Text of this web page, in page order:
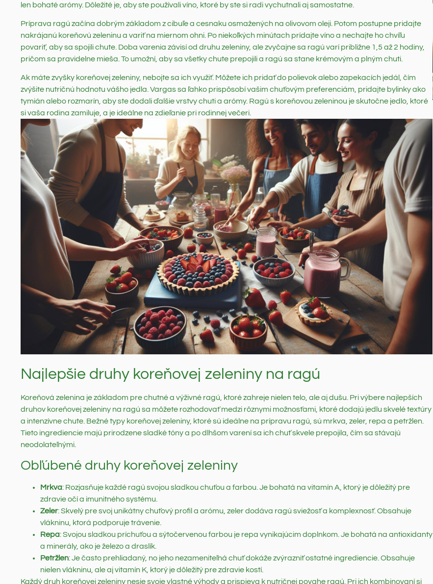
len bohaté arómy. Dôležité je, aby ste používali víno, ktoré by ste si radi vychutnali aj samostatne.
Príprava ragú začína dobrým základom z cibuľe a cesnaku osmažených na olivovom oleji. Potom postupne pridajte
nakrájanú koreňovú zeleninu a variť na miernom ohni. Po niekoľkých minútach prídajte víno a nechajte ho chvíľu
povariť, aby sa spojili chute. Doba varenia závisí od druhu zeleniny, ale zvyčajne sa ragú varí približne 1,5 až 2 hodiny,
pričom sa pravidelne mieša. To umožní, aby sa všetky chute prepojili a ragú sa stane krémovým a plným chuti.
Ak máte zvyšky koreňovej zeleniny, nebojte sa ich využiť. Môžete ich pridať do polievok alebo zapekacích jedál, čím
zvýšite nutričnú hodnotu vášho jedla. Vargas sa ľahko prispôsobí vašim chuťovým preferenciám, pridajte bylinky ako
tymián alebo rozmarín, aby ste dodali ďalšie vrstvy chuti a arómy. Ragú s koreňovou zeleninou je skutočne jedlo, ktoré
si vaša rodina zamiluje, a je ideálne na zdieľanie pri rodinnej večeri.
Najlepšie druhy koreňovej zeleniny na ragú
Koreňová zelenina je základom pre chutné a výživné ragú, ktoré zahreje nielen telo, ale aj dušu. Pri výbere najlepších
druhov koreňovej zeleniny na ragú sa môžete rozhodovať medzi rôznymi možnosťami, ktoré dodajú jedlu skvelé textúry
a intenzívne chute. Bežné typy koreňovej zeleniny, ktoré sú ideálne na prípravu ragú, sú mrkva, zeler, repa a petržlen.
Tieto ingrediencie majú prirodzene sladké tóny a po dlhšom varení sa ich chuť skvele prepojila, čím sa stávajú
neodolateľnými.
Obľúbené druhy koreňovej zeleniny
Mrkva: Rozjasňuje každé ragú svojou sladkou chuťou a farbou. Je bohatá na vitamín A, ktorý je dôležitý pre
zdravie očí a imunitného systému.
Zeler: Skvelý pre svoj unikátny chuťový profil a arómu, zeler dodáva ragú sviežosť a komplexnosť. Obsahuje
vlákninu, ktorá podporuje trávenie.
Repa: Svojou sladkou príchuťou a sýtočervenou farbou je repa vynikajúcim doplnkom. Je bohatá na antioxidanty
a minerály, ako je železo a draslík.
Petržlen: Je často prehliadaný, no jeho nezameniteľná chuť dokáže zvýrazniť ostatné ingrediencie. Obsahuje
nielen vlákninu, ale aj vitamín K, ktorý je dôležitý pre zdravie kostí.
Každý druh koreňovej zeleniny nesie svoje vlastné výhody a prispieva k nutričnej povahe ragú. Pri ich kombinovaní si